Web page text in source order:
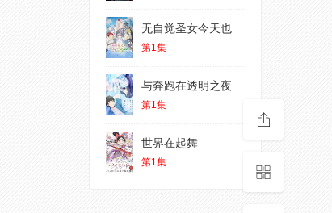
无自觉圣女今天也
第1集
与奔跑在透明之夜
第1集
世界在起舞
第1集